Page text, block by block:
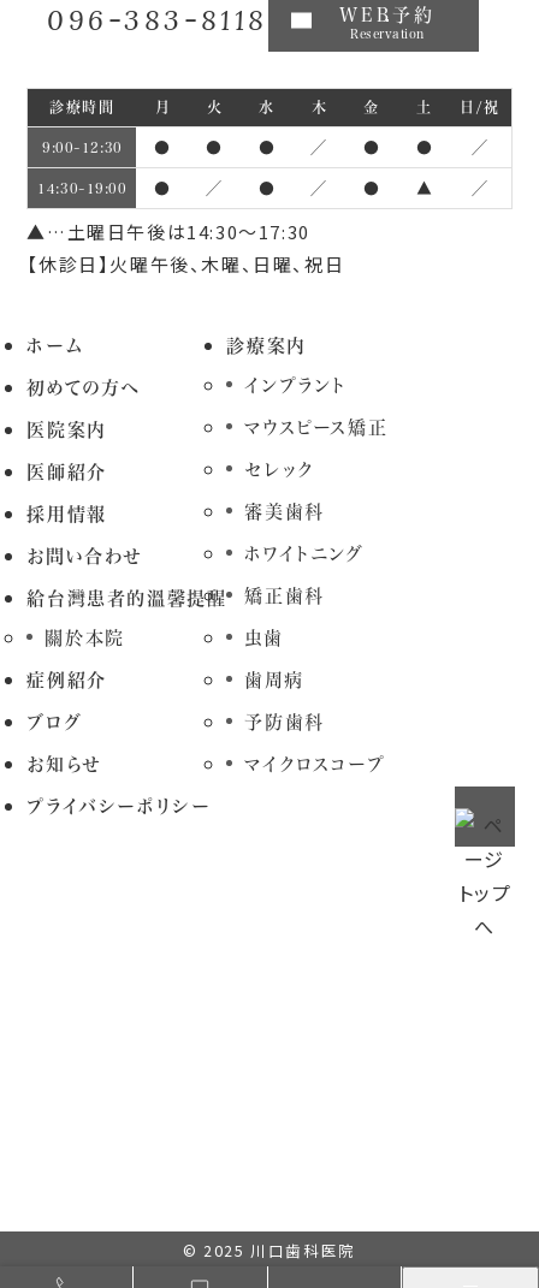
096-383-8118 WEB予約
Reservation
診療時間 月 火 水 木 金 土 日/祝
9:00~12:30 ● ● ● ／ ● ● ／
14:30~19:00 ● ／ ● ／ ● ▲ ／
▲…土曜日午後は14:30～17:30
【休診日】火曜午後、木曜、日曜、祝日
ホーム
初めての方へ
医院案内
医師紹介
採用情報
お問い合わせ
給台灣患者的溫馨提醒
關於本院
症例紹介
ブログ
お知らせ
プライバシーポリシー
診療案内
インプラント
マウスピース矯正
セレック
審美歯科
ホワイトニング
矯正歯科
虫歯
歯周病
予防歯科
マイクロスコープ
© 2025 川口歯科医院